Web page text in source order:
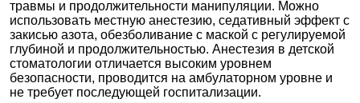
Краснодар; ул. Селезнева, д. 126;
+7(861..показать
260-11000₽ Запись
Эскулап на Индустриальной
Краснодар; ул. Индустриальная, д. 121;
+7(861..показать
травмы и продолжительности манипуляции. Можно
использовать местную анестезию, седативный эффект с
закисью азота, обезболивание с маской с регулируемой
глубиной и продолжительностью. Анестезия в детской
стоматологии отличается высоким уровнем
безопасности, проводится на амбулаторном уровне и
не требует последующей госпитализации.